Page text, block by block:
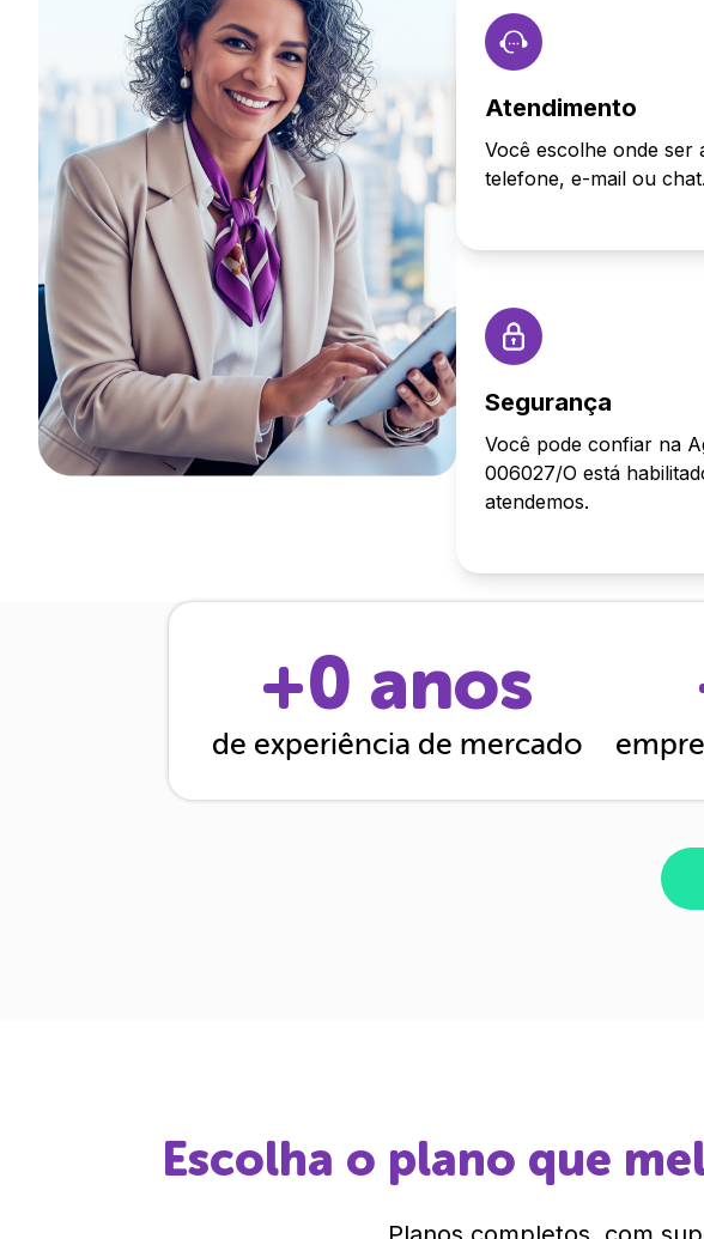
Atendimento
Você escolhe onde ser
telefone, e-mail ou chat.
Segurança
Você pode confiar na
006027/O está
atendemos.
+0 anos
de experiência de mercado
Escolha o plano que